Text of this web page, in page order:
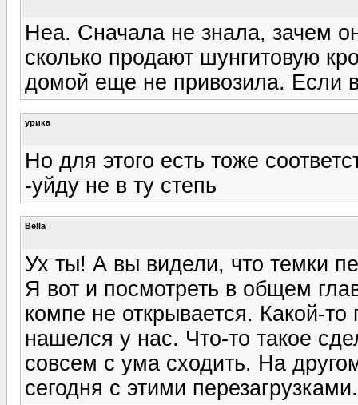
Неа. Сначала не знала, зачем
сколько продают шунгитовую
домой еще не привозила. Если
урика
Но для этого есть тоже
-уйду не в ту степь
Bella
Ух ты! А вы видели, что темки
Я вот и посмотреть в общем
компе не открывается. Какой-
нашелся у нас. Что-то такое
совсем с ума сходить. На
сегодня с этими перезагрузками.